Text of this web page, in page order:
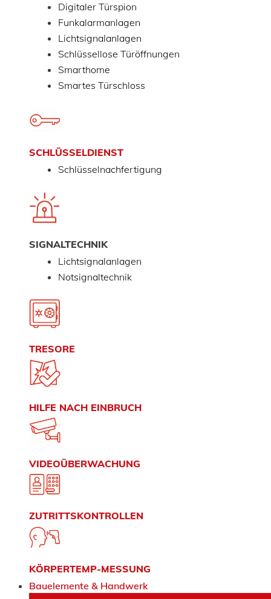
Digitaler Türspion
Funkalarmanlagen
Lichtsignalanlagen
Schlüssellose Türöffnungen
Smarthome
Smartes Türschloss
SCHLÜSSELDIENST
Schlüsselnachfertigung
SIGNALTECHNIK
Lichtsignalanlagen
Notsignaltechnik
TRESORE
HILFE NACH EINBRUCH
VIDEOÜBERWACHUNG
ZUTRITTSKONTROLLEN
KÖRPERTEMP-MESSUNG
Bauelemente & Handwerk